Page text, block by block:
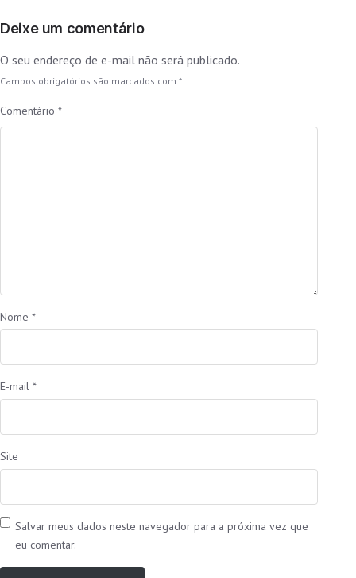
Deixe um comentário
O seu endereço de e-mail não será publicado.
Campos obrigatórios são marcados com *
Comentário *
Nome *
E-mail *
Site
Salvar meus dados neste navegador para a próxima vez que
eu comentar.